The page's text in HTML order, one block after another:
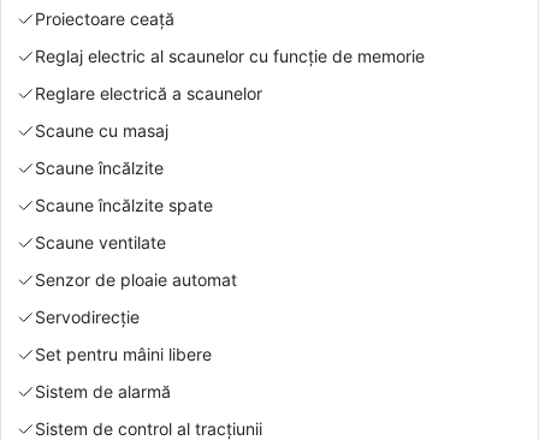
Proiectoare ceață
Reglaj electric al scaunelor cu funcție de memorie
Reglare electrică a scaunelor
Scaune cu masaj
Scaune încălzite
Scaune încălzite spate
Scaune ventilate
Senzor de ploaie automat
Servodirecție
Set pentru mâini libere
Sistem de alarmă
Sistem de control al tracțiunii